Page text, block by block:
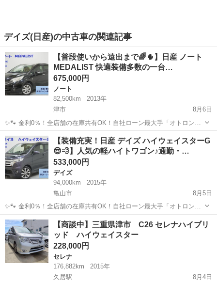
デイズ(日産)の中古車の関連記事
【普段使いから遠出まで🌈🌵】日産 ノート
MEDALIST 快適装備多数の一台…
675,000円
ノート
82,500km
2013年
津市
8月6日
✨🐾 金利0％！全店舗の在庫共有OK！自社ローン最大手「オトロン」
🐾✨ こんなお悩みはありませんか？🤔 ✅ 勤続年数が短い ✅ パー
ト・アルバイト勤務 ✅ 派遣社員・自営業 ✅ 専業主婦（主夫） ✅ 自
己破産...
三重 津市 ノート 車両
【装備充実！日産 デイズ ハイウェイスターG
😎💨】人気の軽ハイトワゴン♪通勤・…
533,000円
デイズ
94,000km
2015年
亀山市
8月5日
✨🐾 金利0％！全店舗の在庫共有OK！自社ローン最大手「オトロン」
🐾✨ こんなお悩みはありませんか？🤔 ✅ 勤続年数が短い ✅ パー
ト・アルバイト勤務 ✅ 派遣社員・自営業 ✅ 専業主婦（主夫） ✅ 自
己破産...
三重 亀山市 デイズ 車両
【商談中】三重県津市 C26 セレナハイブリ
ッド ハイウェイスター
228,000円
セレナ
176,882km
2015年
久居駅
8月4日